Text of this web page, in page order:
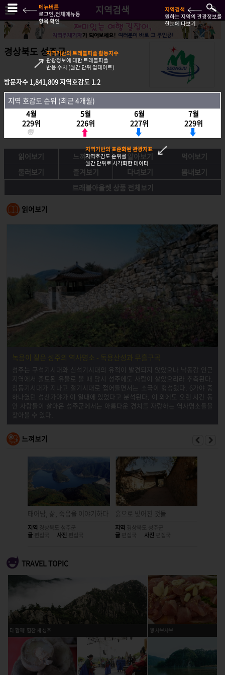
지역검색
경상북도 성주군
방문자수 1,841,809지역호감도 1.2
지역호감도 순위 (최근 4개월)
4월
229위
5월
226위
6월
227위
7월
229위
읽어보기 느껴보기 알아보기
먹어보기
둘러보기
즐겨보기 다녀보기
뽐내보기
트래블아울렛 상품 전체보기
읽어보기
녹음이 짙은 성주의 역사명소 - 독용산성과 무흘구곡
성주는 구석기시대와 신석기시대의 유적이 발견되지 않았으나 낙동강 인근
지역에서 출토된 유물로 볼 때 당시 성주에도 사람이 살았으리라 추측된다.
청동기시대가 지나고 철기시대로 접어들면서는 소국이 형성됐다. 6가야 중
하나였던 성산가야가 이 일대에 있었다고 분석된다. 이 외에도 오랜 시간 동
안 사람들이 살아온 성주군에서는 아름다운 경치를 자랑하는 역사명소들을
찾아볼 수 있다.
느껴보기
태어남, 삶, 죽음을 이야기하다
지역 경상북도 성주군
글 편집국 사진 편집국
흙으로 빚어진 것들
지역 경상북도 성주군
글 편집국 사진 편집국
TRAVEL TOPIC
꿩 샤브샤브
다 함께! 힘찬 새 성주
방문자수 1,841,809지역호감도 1.2
지역 호감도 순위 (최근 4개월)
4월
229위
5월
226위
6월
227위
7월
229위
메뉴버튼
로그인,전체메뉴등
항목 확인
지역검색
원하는 지역의 관광정보를
한눈에 다보기
지역기반의 트래블피플 활동지수
관광정보에 대한 트래블피플
반응 수치 (월간 단위 업데이트)
지역기반의 표준화된 관광지표
지역호감도 순위를
월간 단위로 시각화한 데이터